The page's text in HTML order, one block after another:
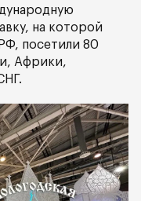
на которой
посетили 80
Африки,